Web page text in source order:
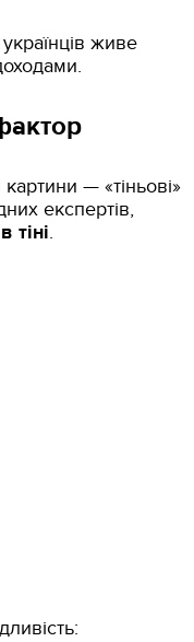
живе
— «тіньові»
експертів,
тіні.